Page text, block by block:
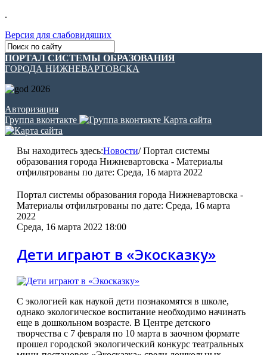
.
Версия для слабовидящих
ПОРТАЛ СИСТЕМЫ ОБРАЗОВАНИЯ
ГОРОДА НИЖНЕВАРТОВСКА
Авторизация
Группа вконтакте
Карта сайта
Вы находитесь здесь:Новости/Портал системы
образования города Нижневартовска - Материалы
отфильтрованы по дате: Среда, 16 марта 2022
Портал системы образования города Нижневартовска -
Материалы отфильтрованы по дате: Среда, 16 марта
2022
Среда, 16 марта 2022 18:00
Дети играют в «Экосказку»
С экологией как наукой дети познакомятся в школе,
однако экологическое воспитание необходимо начинать
еще в дошкольном возрасте. В Центре детского
творчества с 7 февраля по 10 марта в заочном формате
прошел городской экологический конкурс театральных